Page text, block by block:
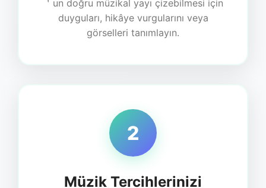
＇un doğru müzikal yayı çizebilmesi için
duyguları, hikâye vurgularını veya
görselleri tanımlayın.
2
Müzik Tercihlerinizi